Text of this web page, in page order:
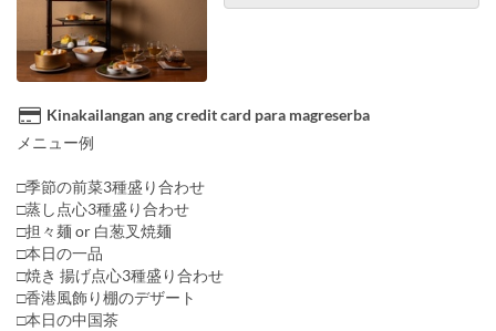
Kinakailangan ang credit card para magreserba
メニュー例
□季節の前菜3種盛り合わせ
□蒸し点心3種盛り合わせ
□担々麺 or 白葱叉焼麺
□本日の一品
□焼き 揚げ点心3種盛り合わせ
□香港風飾り棚のデザート
□本日の中国茶